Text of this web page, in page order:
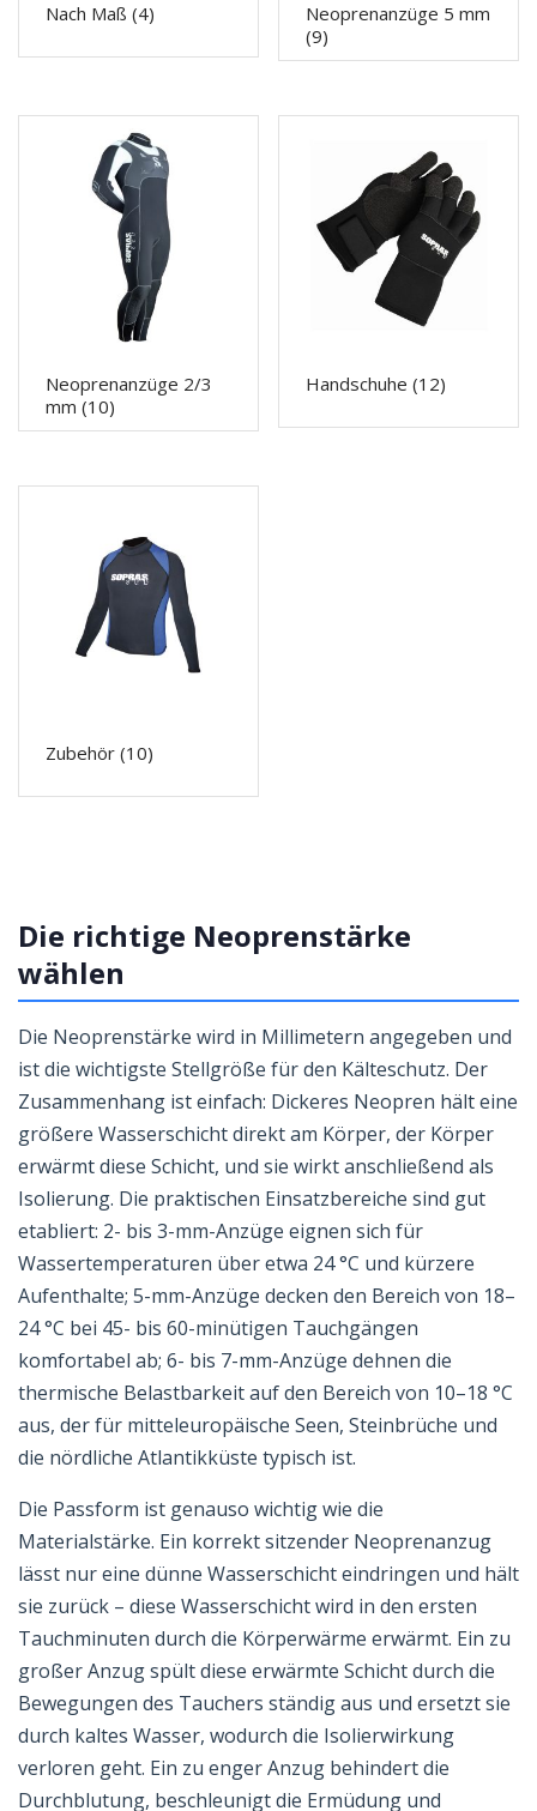
Nach Maß (4)
Neoprenanzüge 5 mm
(9)
Neoprenanzüge 2/3
mm (10)
Handschuhe(12)
Zubehör (10)
Die richtige Neoprenstärke
wählen
Die Neoprenstärke wird in Millimetern angegeben und
ist die wichtigste Stellgröße für den Kälteschutz. Der
Zusammenhang ist einfach: Dickeres Neopren hält eine
größere Wasserschicht direkt am Körper, der Körper
erwärmt diese Schicht, und sie wirkt anschließend als
Isolierung. Die praktischen Einsatzbereiche sind gut
etabliert: 2- bis 3-mm-Anzüge eignen sich für
Wassertemperaturen über etwa 24 °C und kürzere
Aufenthalte; 5-mm-Anzüge decken den Bereich von 18–
24 °C bei 45- bis 60-minütigen Tauchgängen
komfortabel ab; 6- bis 7-mm-Anzüge dehnen die
thermische Belastbarkeit auf den Bereich von 10–18 °C
aus, der für mitteleuropäische Seen, Steinbrüche und
die nördliche Atlantikküste typisch ist.
Die Passform ist genauso wichtig wie die
Materialstärke. Ein korrekt sitzender Neoprenanzug
lässt nur eine dünne Wasserschicht eindringen und hält
sie zurück – diese Wasserschicht wird in den ersten
Tauchminuten durch die Körperwärme erwärmt. Ein zu
großer Anzug spült diese erwärmte Schicht durch die
Bewegungen des Tauchers ständig aus und ersetzt sie
durch kaltes Wasser, wodurch die Isolierwirkung
verloren geht. Ein zu enger Anzug behindert die
Durchblutung, beschleunigt die Ermüdung und